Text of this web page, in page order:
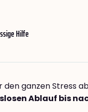
Hilfe
den ganzen Stress
Ablauf bis